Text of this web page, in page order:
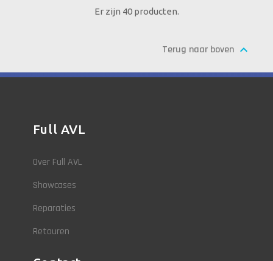
Er zijn 40 producten.
Terug naar boven 
Full AVL
Over Full AVL
Showcases
Reparaties
Retouren